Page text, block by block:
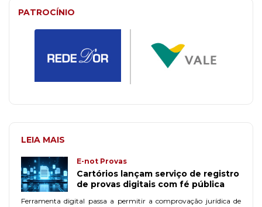
PATROCÍNIO
LEIA MAIS
E-not Provas
Cartórios lançam serviço de registro
de provas digitais com fé pública
Ferramenta digital passa a permitir a comprovação jurídica de